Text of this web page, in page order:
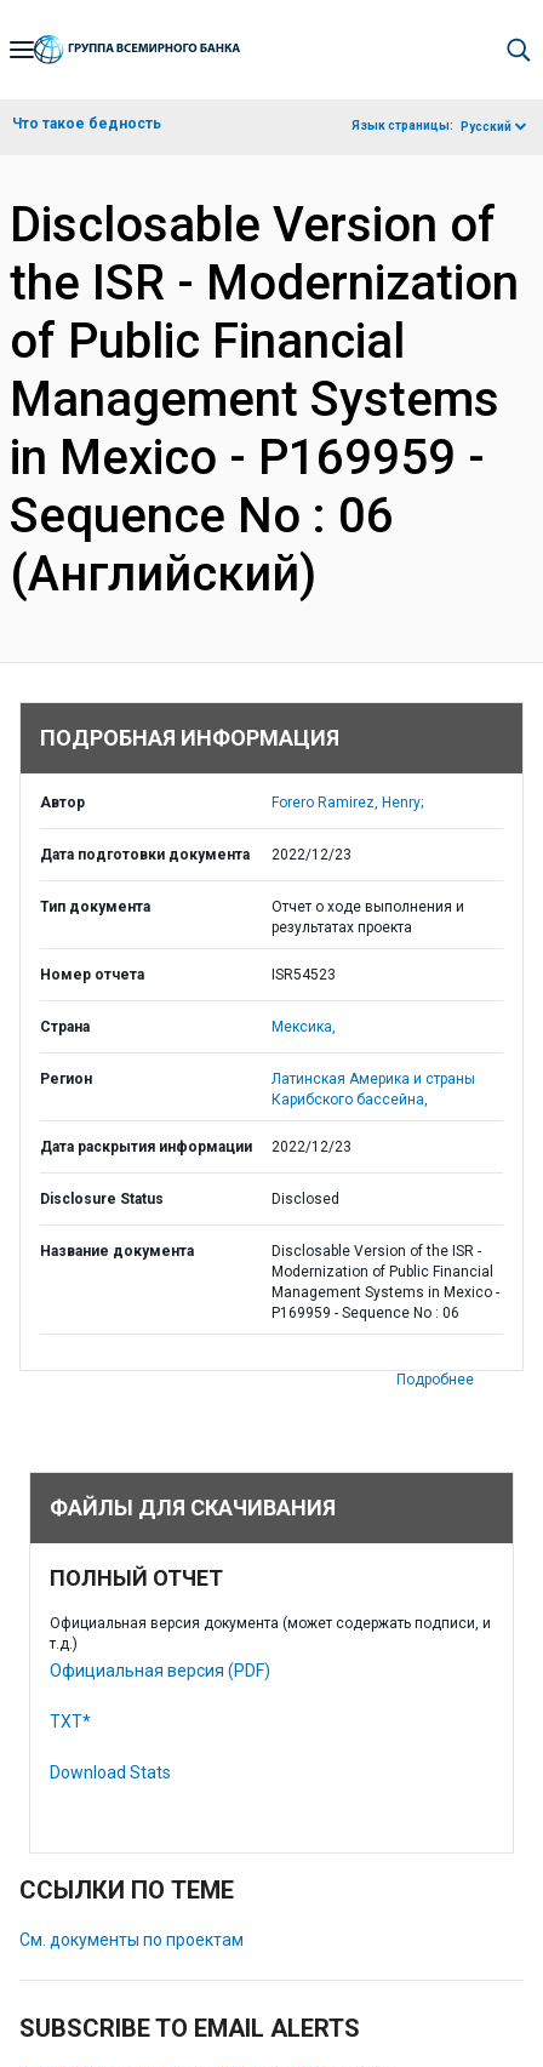
Skip
Navigation
Что такое бедность Язык страницы: Русский
Disclosable Version of
the ISR - Modernization
of Public Financial
Management Systems
in Mexico - P169959 -
Sequence No : 06
(Английский)
ПОДРОБНАЯ ИНФОРМАЦИЯ
Автор Forero Ramirez, Henry;
Дата подготовки документа 2022/12/23
Тип документа
Отчет о ходе выполнения и
результатах проекта
Номер отчета ISR54523
Страна Мексика,
Регион
Латинская Америка и страны
Карибского бассейна,
Дата раскрытия информации 2022/12/23
Disclosure Status Disclosed
Название документа
Disclosable Version of the ISR -
Modernization of Public Financial
Management Systems in Mexico -
P169959 - Sequence No : 06
Подробнее
ФАЙЛЫ ДЛЯ СКАЧИВАНИЯ
ПОЛНЫЙ ОТЧЕТ
Официальная версия документа (может содержать подписи, и
т.д.)
Официальная версия (PDF)
TXT*
Download Stats
ССЫЛКИ ПО ТЕМЕ
См. документы по проектам
SUBSCRIBE TO EMAIL ALERTS